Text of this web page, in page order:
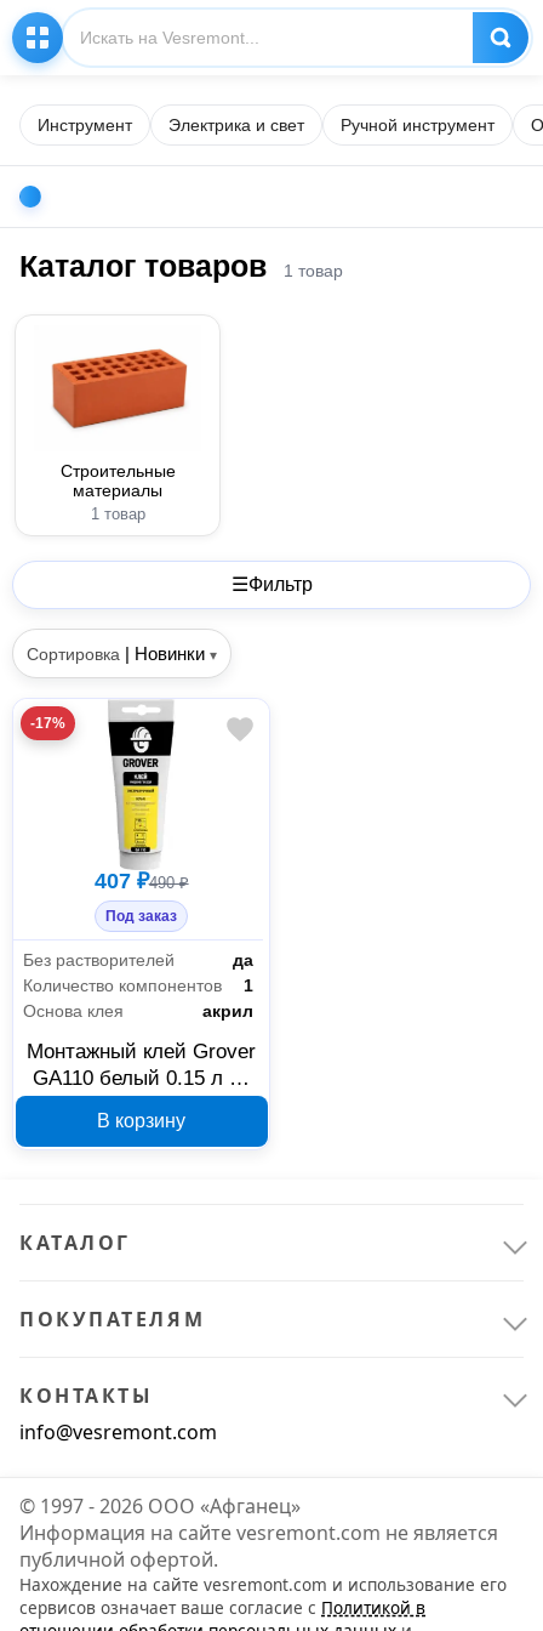
Инструмент Электрика и свет Ручной инструмент
Каталог товаров 1 товар
Строительные
материалы
1 товар
☰Фильтр
Сортировка | Новинки ▾
-17%
407 ₽490 ₽
Под заказ
Без растворителей
да
Количество компонентов
1
Основа клея
акрил
Монтажный клей Grover
GA110 белый 0.15 л Б-
В корзину
КАТАЛОГ
ПОКУПАТЕЛЯМ
КОНТАКТЫ
info@vesremont.com
© 1997 - 2026 ООО «Афганец»
Информация на сайте vesremont.com не является
публичной офертой.
Нахождение на сайте vesremont.com и использование его
сервисов означает ваше согласие с Политикой в